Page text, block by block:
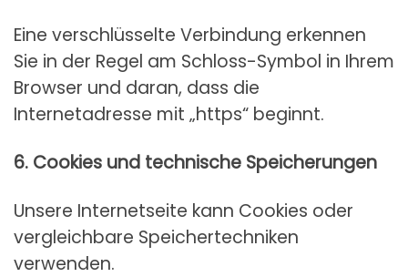
Eine verschlüsselte Verbindung erkennen
Sie in der Regel am Schloss-Symbol in Ihrem
Browser und daran, dass die
Internetadresse mit „https“ beginnt.
6. Cookies und technische Speicherungen
Unsere Internetseite kann Cookies oder
vergleichbare Speichertechniken
verwenden.